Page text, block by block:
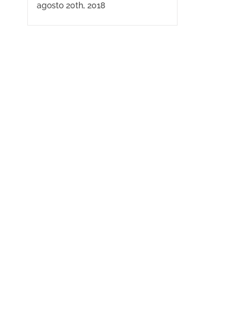
agosto 20th, 2018